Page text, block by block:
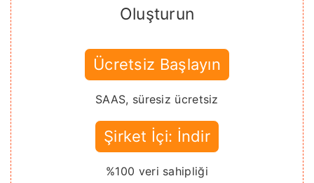
Oluşturun
Ücretsiz Başlayın
SAAS, süresiz ücretsiz
Şirket İçi: İndir
%100 veri sahipliği